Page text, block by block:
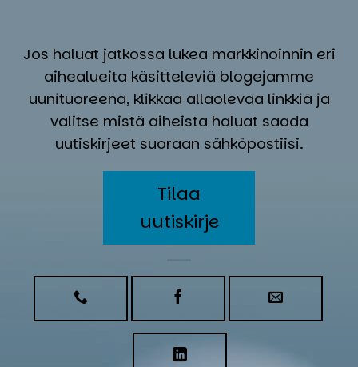
Jos haluat jatkossa lukea markkinoinnin eri
aihealueita käsitteleviä blogejamme
uunituoreena, klikkaa allaolevaa linkkiä ja
valitse mistä aiheista haluat saada
uutiskirjeet suoraan sähköpostiisi.
Tilaa
uutiskirje